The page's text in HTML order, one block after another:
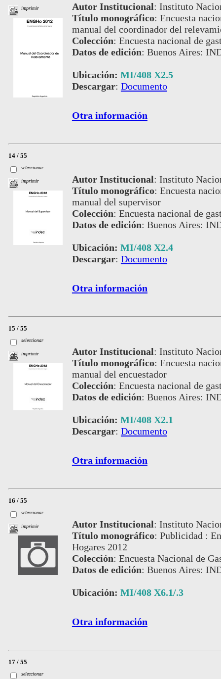
imprimir Autor Institucional: Instituto
Título monográfico: Encuesta
manual del coordinador del
Colección: Encuesta nacional de
Datos de edición: Buenos Aires:
Ubicación: MI/408 X2.5
Descargar: Documento
Otra información
14 / 55
seleccionar
imprimir Autor Institucional: Instituto
Título monográfico: Encuesta
manual del supervisor
Colección: Encuesta nacional de
Datos de edición: Buenos Aires:
Ubicación: MI/408 X2.4
Descargar: Documento
Otra información
15 / 55
seleccionar
imprimir Autor Institucional: Instituto
Título monográfico: Encuesta
manual del encuestador
Colección: Encuesta nacional de
Datos de edición: Buenos Aires:
Ubicación: MI/408 X2.1
Descargar: Documento
Otra información
16 / 55
seleccionar
imprimir Autor Institucional: Instituto
Título monográfico: Publicidad :
Hogares 2012
Colección: Encuesta Nacional de
Datos de edición: Buenos Aires:
Ubicación: MI/408 X6.1/.3
Otra información
17 / 55
seleccionar